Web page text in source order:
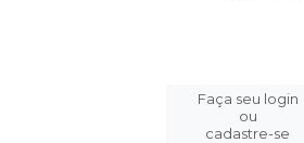
Faça seu login
ou
cadastre-se